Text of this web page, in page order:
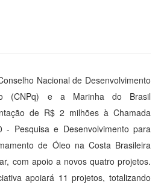
Nacional de Desenvolvimento
(CNPq) e a Marinha do Brasil
de R$ 2 milhões à Chamada
- Pesquisa e Desenvolvimento para
de Óleo na Costa Brasileira
com apoio a novos quatro projetos.
apoiará 11 projetos, totalizando